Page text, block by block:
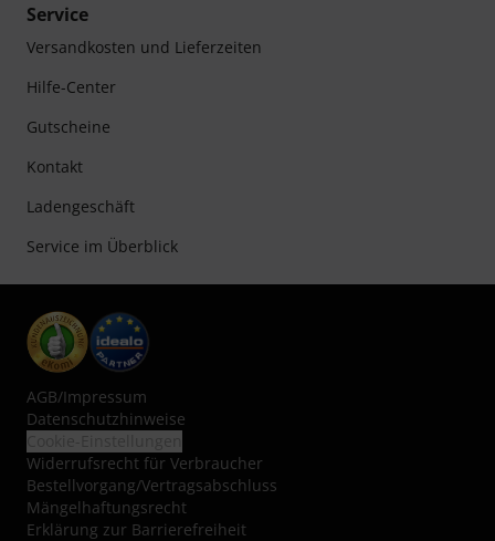
Service
Versandkosten und Lieferzeiten
Hilfe-Center
Gutscheine
Kontakt
Ladengeschäft
Service im Überblick
AGB/Impressum
Datenschutzhinweise
Widerrufsrecht für Verbraucher
Bestellvorgang/Vertragsabschluss
Mängelhaftungsrecht
Erklärung zur Barrierefreiheit